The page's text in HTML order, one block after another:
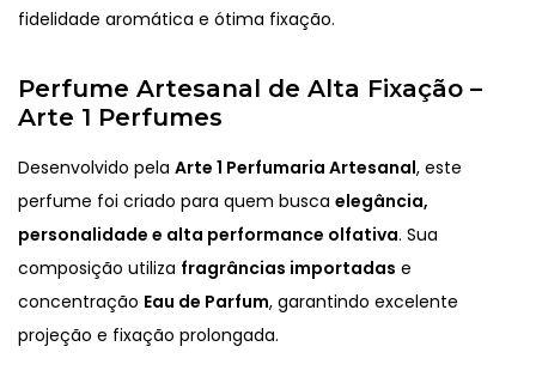
fidelidade aromática e ótima fixação.
Perfume Artesanal de Alta Fixação –
Arte 1 Perfumes
Desenvolvido pela Arte 1 Perfumaria Artesanal, este
perfume foi criado para quem busca elegância,
personalidade e alta performance olfativa. Sua
composição utiliza fragrâncias importadas e
concentração Eau de Parfum, garantindo excelente
projeção e fixação prolongada.